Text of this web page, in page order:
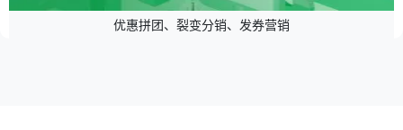
优惠拼团、裂变分销、发券营销